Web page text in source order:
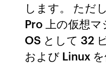
します。 ただ
Pro 上の仮想
OS として 32
および Linux を